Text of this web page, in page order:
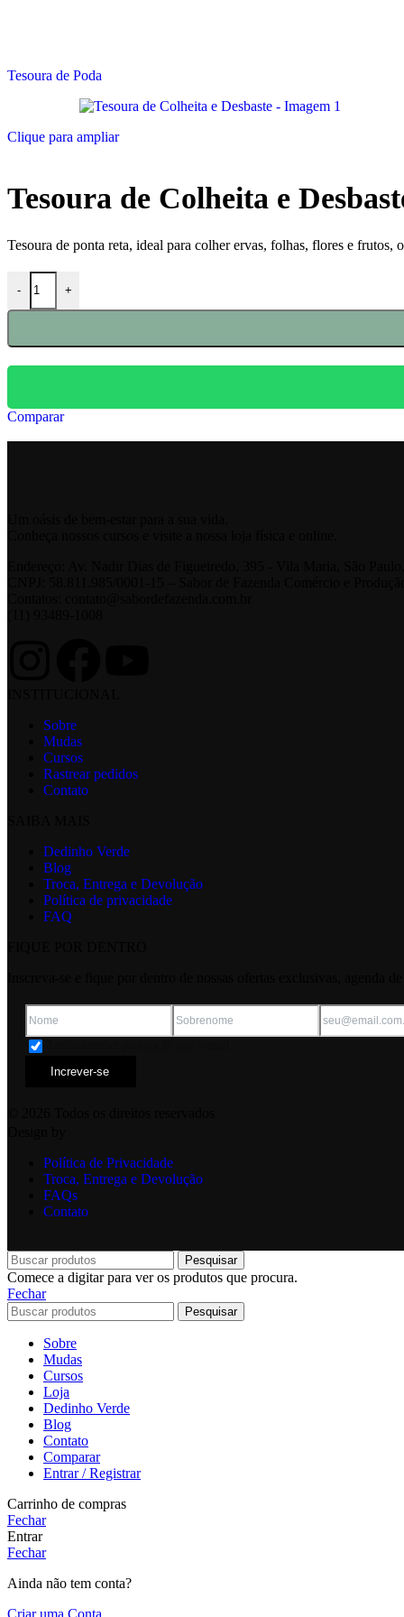
Tesoura de Poda
Clique para ampliar
Tesoura de Colheita e
Tesoura de ponta reta, ideal para colher ervas, folhas, flores e frutos,
- +
Comparar
Sobre
Mudas
Cursos
Rastrear pedidos
Contato
Dedinho Verde
Blog
Troca, Entrega e Devolução
Política de privacidade
FAQ
Increver-se
Política de Privacidade
Troca, Entrega e Devolução
FAQs
Contato
Pesquisar
Comece a digitar para ver os produtos que procura.
Fechar
Pesquisar
Sobre
Mudas
Cursos
Loja
Dedinho Verde
Blog
Contato
Comparar
Entrar / Registrar
Carrinho de compras
Fechar
Entrar
Fechar
Ainda não tem conta?
Criar uma Conta